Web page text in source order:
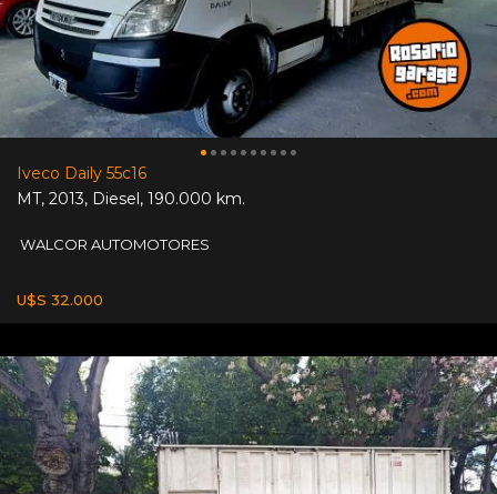
Iveco Daily 55c16
MT, 2013, Diesel, 190.000 km.
WALCOR AUTOMOTORES
U$S 32.000